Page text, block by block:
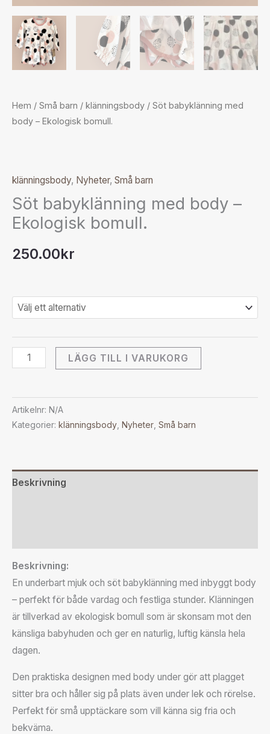
Hem / Små barn / klänningsbody / Söt babyklänning med
body – Ekologisk bomull.
klänningsbody, Nyheter, Små barn
Söt babyklänning med body –
Ekologisk bomull.
250.00kr
LÄGG TILL I VARUKORG
Artikelnr: N/A
Kategorier: klänningsbody, Nyheter, Små barn
Beskrivning
Beskrivning:
En underbart mjuk och söt babyklänning med inbyggt body
– perfekt för både vardag och festliga stunder. Klänningen
är tillverkad av ekologisk bomull som är skonsam mot den
känsliga babyhuden och ger en naturlig, luftig känsla hela
dagen.
Den praktiska designen med body under gör att plagget
sitter bra och håller sig på plats även under lek och rörelse.
Perfekt för små upptäckare som vill känna sig fria och
bekväma.